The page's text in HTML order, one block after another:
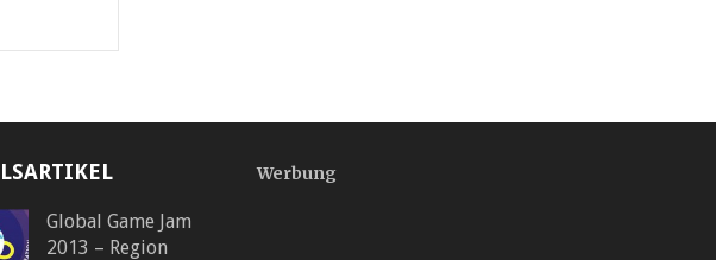
Global Game Jam
2013 – Region
Werbung